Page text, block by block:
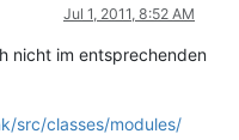
Jul 1, 2011, 8:52 AM
nicht im entsprechenden
src/classes/modules/